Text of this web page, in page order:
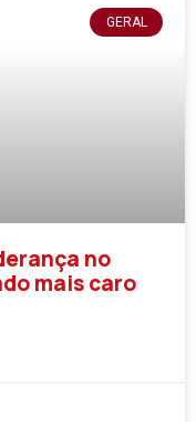
GERAL
no
mais caro